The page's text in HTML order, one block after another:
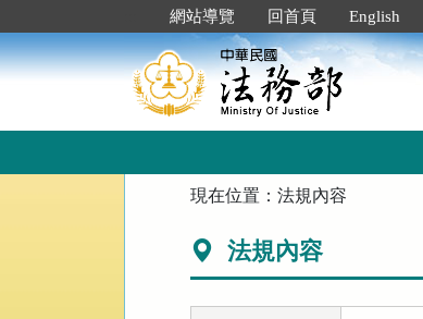
到
主
要
網站導覽 回首頁 English
現在位置：法規內容
法規內容